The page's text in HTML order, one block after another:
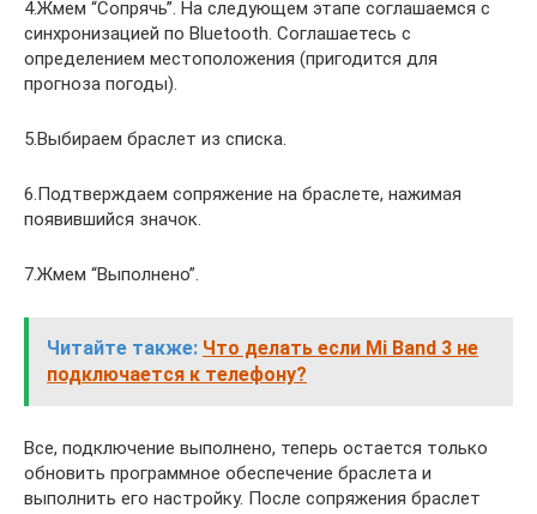
4.Жмем “Сопрячь”. На следующем этапе соглашаемся с
синхронизацией по Bluetooth. Соглашаетесь с
определением местоположения (пригодится для
прогноза погоды).
5.Выбираем браслет из списка.
6.Подтверждаем сопряжение на браслете, нажимая
появившийся значок.
7.Жмем “Выполнено”.
Читайте также: Что делать если Mi Band 3 не
подключается к телефону?
Все, подключение выполнено, теперь остается только
обновить программное обеспечение браслета и
выполнить его настройку. После сопряжения браслет